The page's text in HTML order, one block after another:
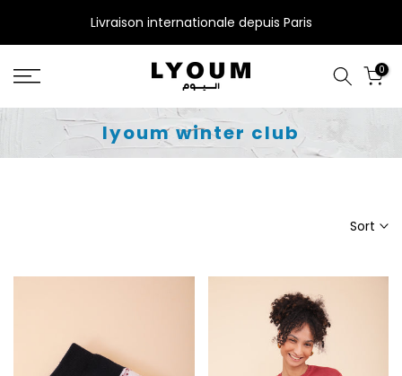
Livraison internationale depuis Paris
0
lyoum winter club
Sort